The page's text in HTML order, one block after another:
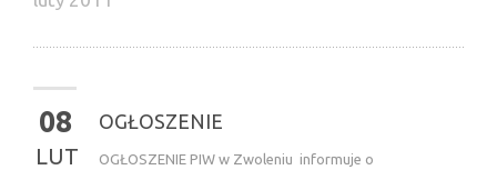
08
LUT
OGŁOSZENIE
OGŁOSZENIE PIW w Zwoleniu informuje o